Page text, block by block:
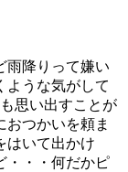
雨降りって嫌い
ような気がして
思い出すことが
おつかいを頼ま
はいて出かけ
・・・何だかピ